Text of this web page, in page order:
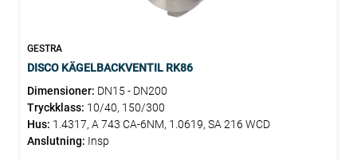
GESTRA
DISCO KÄGELBACKVENTIL RK86
Dimensioner: DN15 - DN200
Tryckklass: 10/40, 150/300
Hus: 1.4317, A 743 CA-6NM, 1.0619, SA 216 WCD
Anslutning: Insp